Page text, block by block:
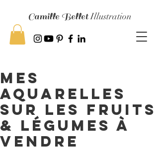
Camille BelletIllustration
mes
aquarelles
sur les fruits
& légumes à
vendre